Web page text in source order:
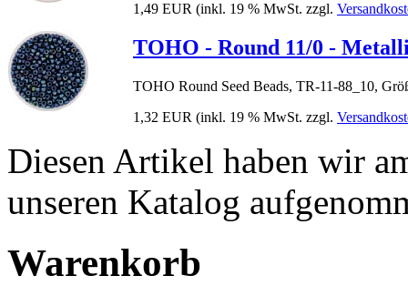
1,49 EUR (inkl. 19 % MwSt. zzgl.
TOHO - Round 11/0 -
TOHO Round Seed Beads, TR-11-88_10,
1,32 EUR (inkl. 19 % MwSt. zzgl.
Diesen Artikel haben wir
unseren Katalog
Warenkorb